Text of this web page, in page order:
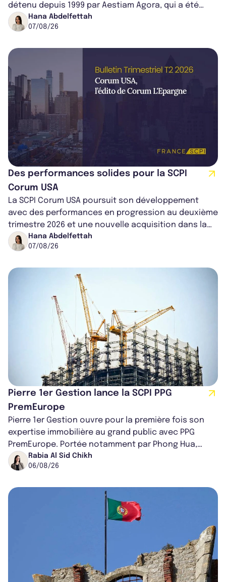
détenu depuis 1999 par Aestiam Agora, qui a été
cédé avec une plus-value...
Hana Abdelfettah
07/08/26
Des performances solides pour la SCPI
Corum USA
La SCPI Corum USA poursuit son développement
avec des performances en progression au deuxième
trimestre 2026 et une nouvelle acquisition dans la
région de Chicago. Entre hausse de...
Hana Abdelfettah
07/08/26
Pierre 1er Gestion lance la SCPI PPG
PremEurope
Pierre 1er Gestion ouvre pour la première fois son
expertise immobilière au grand public avec PPG
PremEurope. Portée notamment par Phong Hua,
ancien directeur des investissements d...
Rabia Al Sid Chikh
06/08/26